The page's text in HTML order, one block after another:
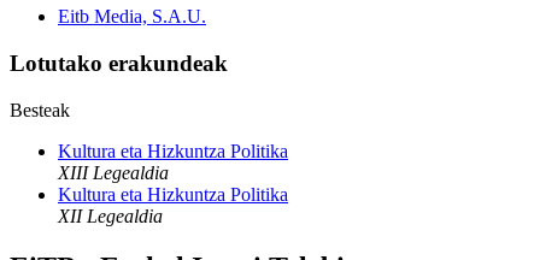
Eitb Media, S.A.U.
Lotutako erakundeak
Besteak
Kultura eta Hizkuntza Politika
XIII Legealdia
Kultura eta Hizkuntza Politika
XII Legealdia